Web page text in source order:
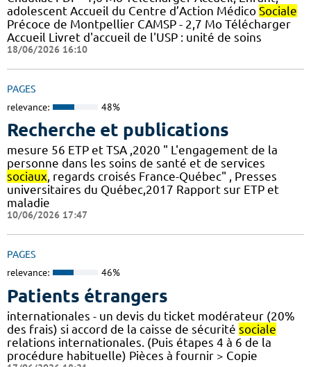
adolescent Accueil du Centre d’Action Médico Sociale
Précoce de Montpellier CAMSP - 2,7 Mo Télécharger
Accueil Livret d'accueil de l'USP : unité de soins
18/06/2026 16:10
PAGES
relevance: 48%
Recherche et publications
mesure 56 ETP et TSA ,2020 " L'engagement de la
personne dans les soins de santé et de services
sociaux, regards croisés France-Québec" , Presses
universitaires du Québec,2017 Rapport sur ETP et
maladie
10/06/2026 17:47
PAGES
relevance: 46%
Patients étrangers
internationales - un devis du ticket modérateur (20%
des frais) si accord de la caisse de sécurité sociale
relations internationales. (Puis étapes 4 à 6 de la
procédure habituelle) Pièces à fournir > Copie